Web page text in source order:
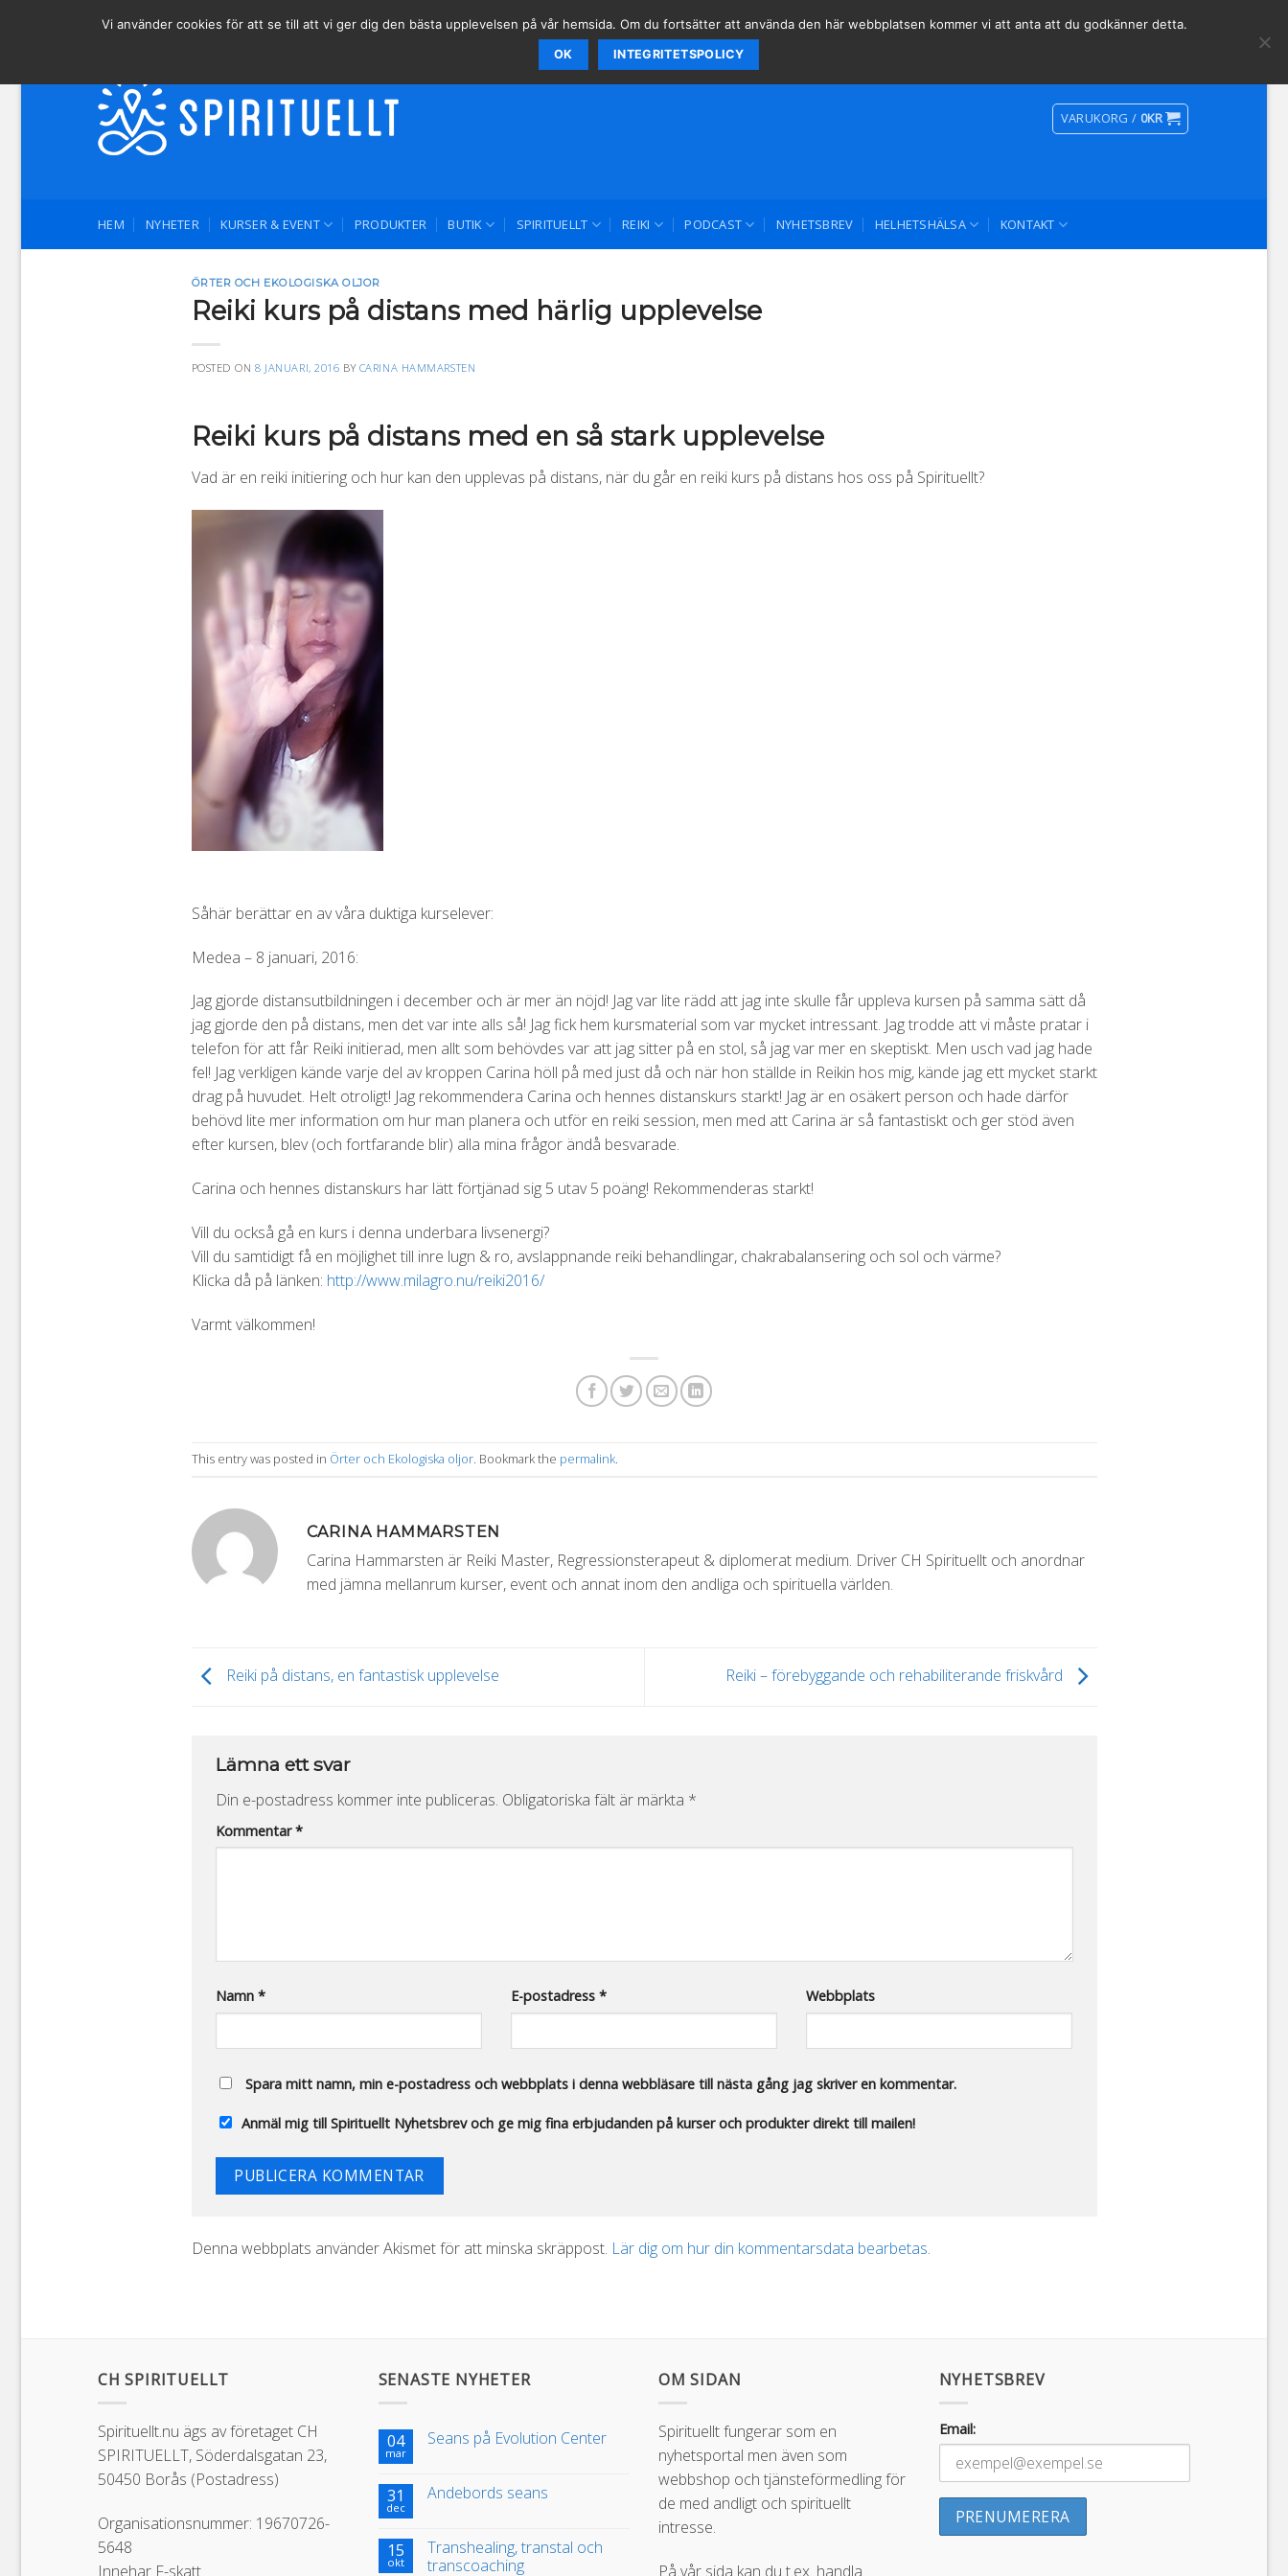
Behöver du hjälp? Ring oss på 0761-70 25 55. Social Media
VARUKORG / 0KR
HEM NYHETER KURSER & EVENT PRODUKTER BUTIK SPIRITUELLT REIKI PODCAST NYHETSBREV HELHETSHÄLSA KONTAKT
ÖRTER OCH EKOLOGISKA OLJOR
Reiki kurs på distans med härlig upplevelse
POSTED ON8 JANUARI, 2016 BY CARINA HAMMARSTEN
Reiki kurs på distans med en så stark upplevelse
Vad är en reiki initiering och hur kan den upplevas på distans, när du går en reiki kurs på distans hos oss på Spirituellt?
Såhär berättar en av våra duktiga kurselever:
Medea – 8 januari, 2016:
Jag gjorde distansutbildningen i december och är mer än nöjd! Jag var lite rädd att jag inte skulle får uppleva kursen på samma sätt då
jag gjorde den på distans, men det var inte alls så! Jag fick hem kursmaterial som var mycket intressant. Jag trodde att vi måste pratar i
telefon för att får Reiki initierad, men allt som behövdes var att jag sitter på en stol, så jag var mer en skeptiskt. Men usch vad jag hade
fel! Jag verkligen kände varje del av kroppen Carina höll på med just då och när hon ställde in Reikin hos mig, kände jag ett mycket starkt
drag på huvudet. Helt otroligt! Jag rekommendera Carina och hennes distanskurs starkt! Jag är en osäkert person och hade därför
behövd lite mer information om hur man planera och utför en reiki session, men med att Carina är så fantastiskt och ger stöd även
efter kursen, blev (och fortfarande blir) alla mina frågor ändå besvarade.
Carina och hennes distanskurs har lätt förtjänad sig 5 utav 5 poäng! Rekommenderas starkt!
Vill du också gå en kurs i denna underbara livsenergi?
Vill du samtidigt få en möjlighet till inre lugn & ro, avslappnande reiki behandlingar, chakrabalansering och sol och värme?
Klicka då på länken: http://www.milagro.nu/reiki2016/
Varmt välkommen!
This entry was posted in Örter och Ekologiska oljor. Bookmark the permalink.
CARINA HAMMARSTEN
Carina Hammarsten är Reiki Master, Regressionsterapeut & diplomerat medium. Driver CH Spirituellt och anordnar
med jämna mellanrum kurser, event och annat inom den andliga och spirituella världen.
Reiki på distans, en fantastisk upplevelse Reiki – förebyggande och rehabiliterande friskvård
Lämna ett svar
Din e-postadress kommer inte publiceras. Obligatoriska fält är märkta *
Kommentar*
Namn * E-postadress * Webbplats
Spara mitt namn, min e-postadress och webbplats i denna webbläsare till nästa gång jag skriver en kommentar.
Anmäl mig till Spirituellt Nyhetsbrev och ge mig fina erbjudanden på kurser och produkter direkt till mailen!
Alternative:
Denna webbplats använder Akismet för att minska skräppost. Lär dig om hur din kommentarsdata bearbetas.
CH SPIRITUELLT
Spirituellt.nu ägs av företaget CH
SPIRITUELLT, Söderdalsgatan 23,
50450 Borås (Postadress)
Organisationsnummer: 19670726-
5648
Innehar F-skatt
SENASTE NYHETER
04
mar
Seans på Evolution Center
31
dec
Andebords seans
15
okt
Transhealing, transtal och
transcoaching
OM SIDAN
Spirituellt fungerar som en
nyhetsportal men även som
webbshop och tjänsteförmedling för
de med andligt och spirituellt
intresse.
På vår sida kan du t.ex. handla
NYHETSBREV
Email:
Vi använder cookies för att se till att vi ger dig den bästa upplevelsen på vår hemsida. Om du fortsätter att använda den här webbplatsen kommer vi att anta att du godkänner detta.
OK INTEGRITETSPOLICY